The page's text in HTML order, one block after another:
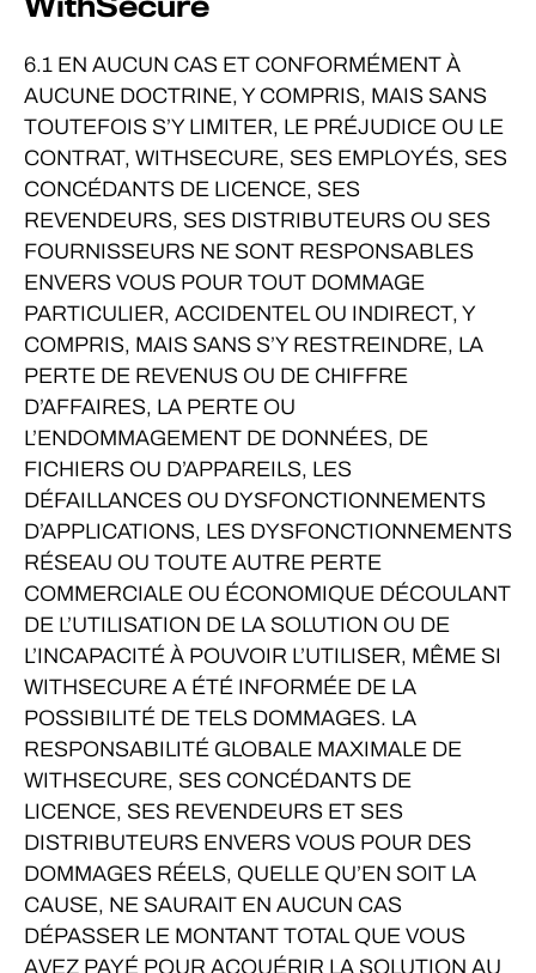
6.1 EN AUCUN CAS ET CONFORMÉMENT À
AUCUNE DOCTRINE, Y COMPRIS, MAIS SANS
TOUTEFOIS S’Y LIMITER, LE PRÉJUDICE OU LE
CONTRAT, WITHSECURE, SES EMPLOYÉS, SES
CONCÉDANTS DE LICENCE, SES
REVENDEURS, SES DISTRIBUTEURS OU SES
FOURNISSEURS NE SONT RESPONSABLES
ENVERS VOUS POUR TOUT DOMMAGE
PARTICULIER, ACCIDENTEL OU INDIRECT, Y
COMPRIS, MAIS SANS S’Y RESTREINDRE, LA
PERTE DE REVENUS OU DE CHIFFRE
D’AFFAIRES, LA PERTE OU
L’ENDOMMAGEMENT DE DONNÉES, DE
FICHIERS OU D’APPAREILS, LES
DÉFAILLANCES OU DYSFONCTIONNEMENTS
D’APPLICATIONS, LES DYSFONCTIONNEMENTS
RÉSEAU OU TOUTE AUTRE PERTE
COMMERCIALE OU ÉCONOMIQUE DÉCOULANT
DE L’UTILISATION DE LA SOLUTION OU DE
L’INCAPACITÉ À POUVOIR L’UTILISER, MÊME SI
WITHSECURE A ÉTÉ INFORMÉE DE LA
POSSIBILITÉ DE TELS DOMMAGES. LA
RESPONSABILITÉ GLOBALE MAXIMALE DE
WITHSECURE, SES CONCÉDANTS DE
LICENCE, SES REVENDEURS ET SES
DISTRIBUTEURS ENVERS VOUS POUR DES
DOMMAGES RÉELS, QUELLE QU’EN SOIT LA
CAUSE, NE SAURAIT EN AUCUN CAS
DÉPASSER LE MONTANT TOTAL QUE VOUS
AVEZ PAYÉ POUR ACQUÉRIR LA SOLUTION AU